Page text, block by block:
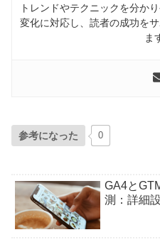
トレンドやテクニックを分か
変化に対応し、読者の成功を
ま
参考になった 0
GA4と
測：詳細